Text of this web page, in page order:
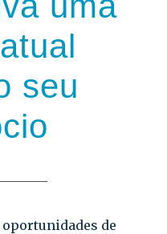
seu
oportunidades de